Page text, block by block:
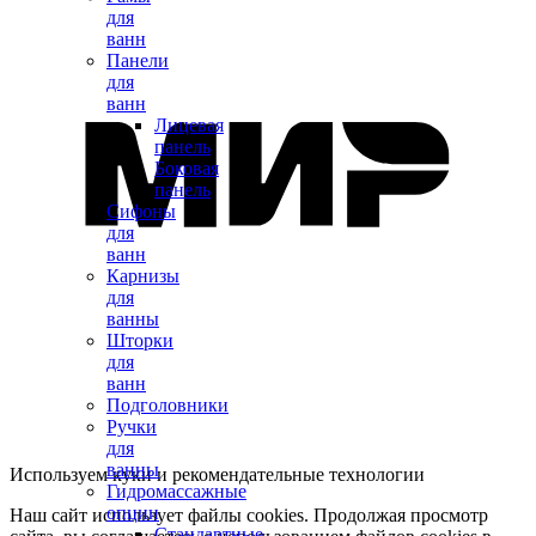
для
ванн
Панели
для
ванн
Лицевая
панель
Боковая
панель
Сифоны
для
ванн
Карнизы
для
ванны
Шторки
для
ванн
Подголовники
Ручки
для
ванны
Гидромассажные
опции
Используем куки и рекомендательные технологии
Наш сайт использует файлы cookies. Продолжая просмотр